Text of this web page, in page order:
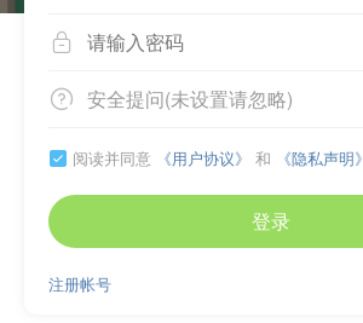

 安全提问(未设置请忽略)
 阅读并同意 《用户协议》 和 《隐私声明》
登录
注册帐号